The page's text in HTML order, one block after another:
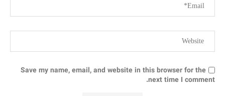
Save my name, email, and website in this browser for the
next time I comment.